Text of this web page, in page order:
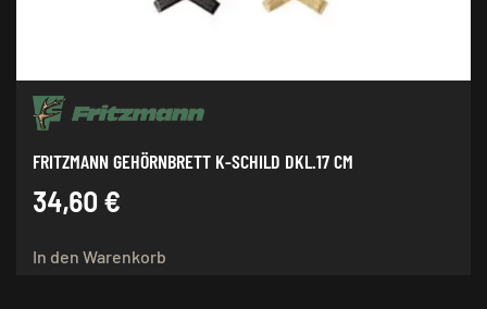
FRITZMANN GEHÖRNBRETT K-SCHILD DKL.17 CM
34,60 €
In den Warenkorb